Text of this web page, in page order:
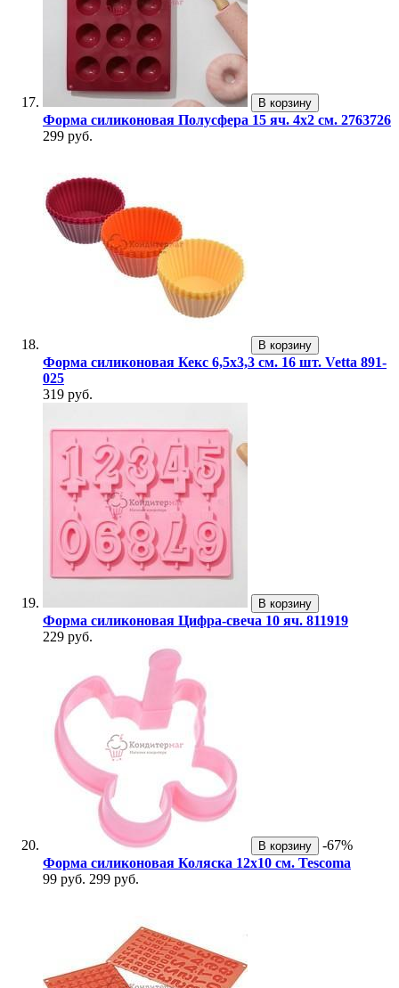
В корзину
Форма силиконовая Полусфера 15 яч. 4х2 см. 2763726
299 руб.
В корзину
Форма силиконовая Кекс 6,5х3,3 см. 16 шт. Vetta 891-
025
319 руб.
В корзину
Форма силиконовая Цифра-свеча 10 яч. 811919
229 руб.
В корзину
-67%
Форма силиконовая Коляска 12х10 см. Tescoma
99 руб. 299 руб.